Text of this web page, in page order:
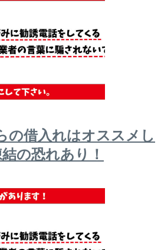
の借入れはオススメし
の恐れあり！